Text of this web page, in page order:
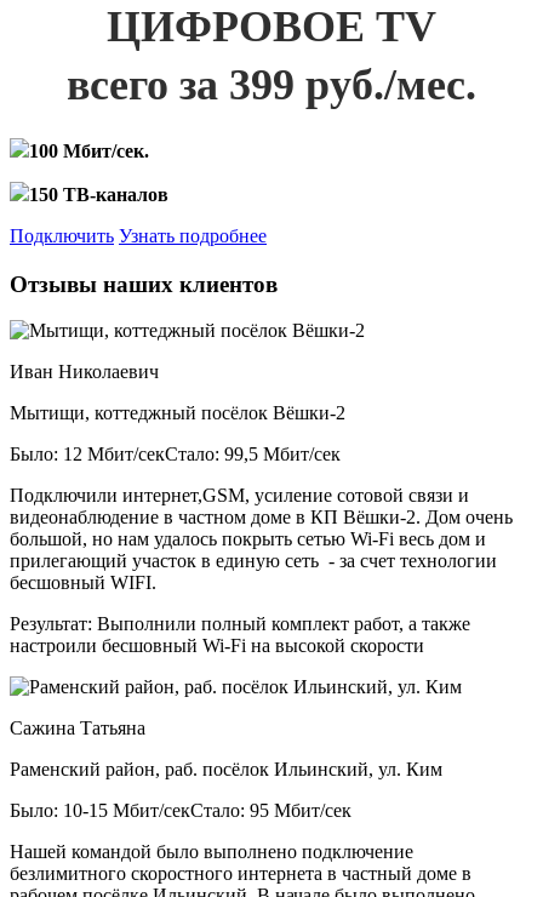
ЦИФРОВОЕ TV
всего за 399 руб./мес.
100 Мбит/сек.
150 ТВ-каналов
Подключить Узнать подробнее
Отзывы наших клиентов
Иван Николаевич
Мытищи, коттеджный посёлок Вёшки-2
Было: 12 Мбит/секСтало: 99,5 Мбит/сек
Подключили интернет,GSM, усиление сотовой связи и
видеонаблюдение в частном доме в КП Вёшки-2. Дом очень
большой, но нам удалось покрыть сетью Wi-Fi весь дом и
прилегающий участок в единую сеть - за счет технологии
бесшовный WIFI.
Результат: Выполнили полный комплект работ, а также
настроили бесшовный Wi-Fi на высокой скорости
Сажина Татьяна
Раменский район, раб. посёлок Ильинский, ул. Ким
Было: 10-15 Мбит/секСтало: 95 Мбит/сек
Нашей командой было выполнено подключение
безлимитного скоростного интернета в частный доме в